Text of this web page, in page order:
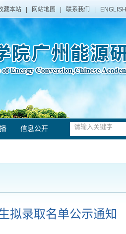
藏本站 网站地图 联系我们 ENGLISH
信息公开
拟录取名单公示通知